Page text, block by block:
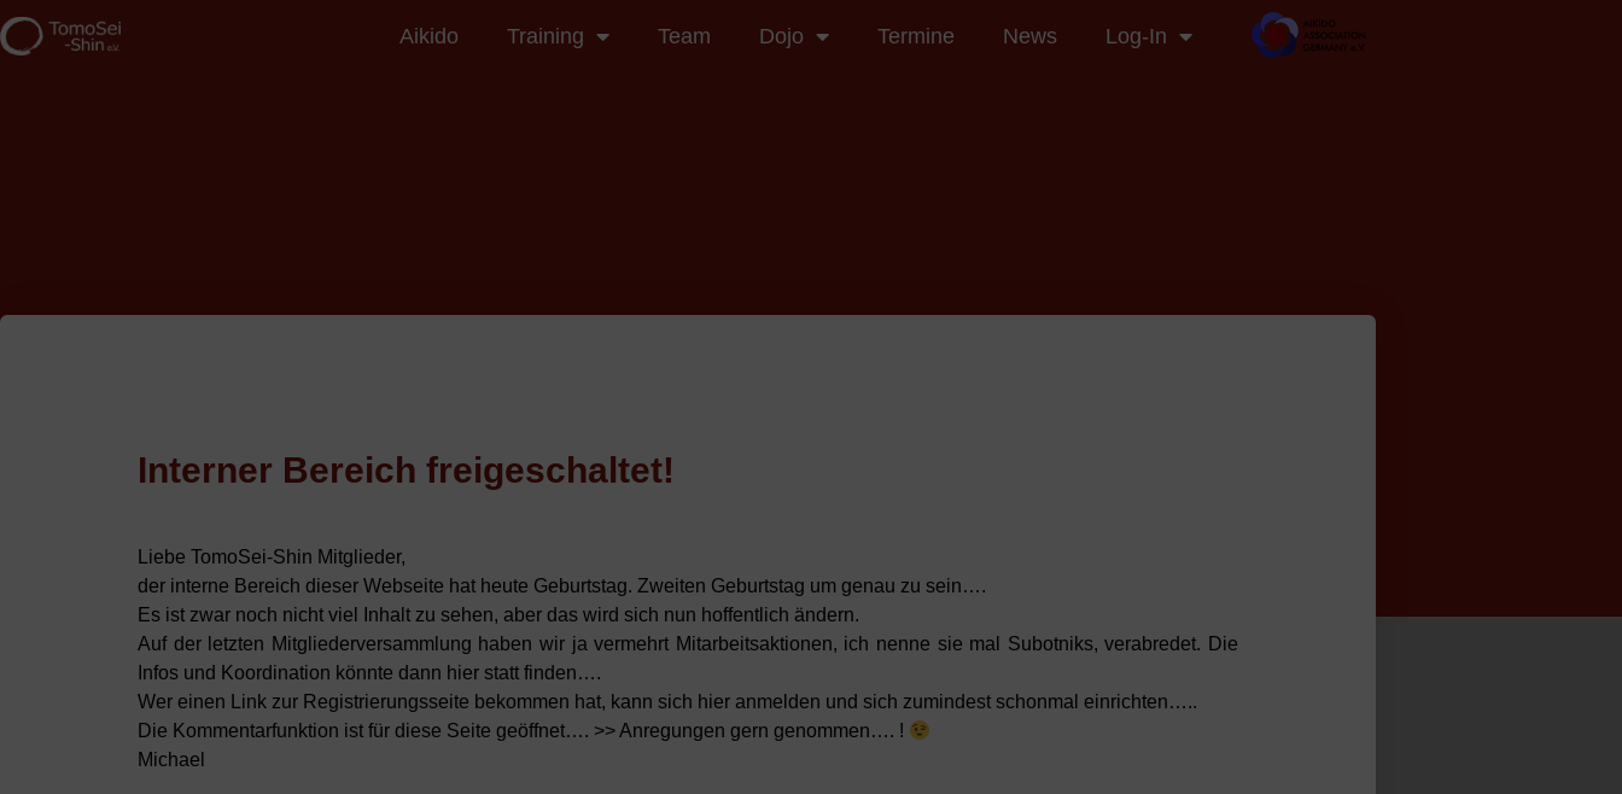
Aikido Training Team Dojo Termine News Log-In
Interner Bereich freigeschaltet!
Liebe TomoSei-Shin Mitglieder,
der interne Bereich dieser Webseite hat heute Geburtstag. Zweiten Geburtstag um genau zu sein….
Es ist zwar noch nicht viel Inhalt zu sehen, aber das wird sich nun hoffentlich ändern.
Auf der letzten Mitgliederversammlung haben wir ja vermehrt Mitarbeitsaktionen, ich nenne sie mal Subotniks, verabredet. Die
Infos und Koordination könnte dann hier statt finden….
Wer einen Link zur Registrierungsseite bekommen hat, kann sich hier anmelden und sich zumindest schonmal einrichten…..
Die Kommentarfunktion ist für diese Seite geöffnet…. >> Anregungen gern genommen…. !
Michael